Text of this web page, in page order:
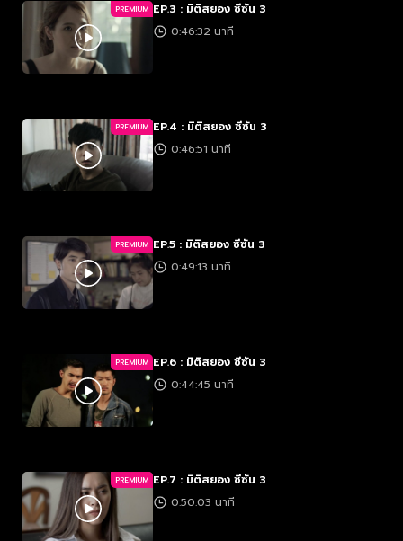
PREMIUM EP.3 : มิติสยอง ซีซัน 3
0:46:32 นาที
PREMIUM EP.4 : มิติสยอง ซีซัน 3
0:46:51 นาที
PREMIUM EP.5 : มิติสยอง ซีซัน 3
0:49:13 นาที
PREMIUM EP.6 : มิติสยอง ซีซัน 3
0:44:45 นาที
PREMIUM EP.7 : มิติสยอง ซีซัน 3
0:50:03 นาที